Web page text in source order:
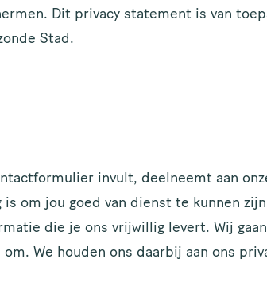
Dit privacy statement is van
Stad.
invult, deelneemt aan
om jou goed van dienst te kunnen
die je ons vrijwillig levert. Wij
We houden ons daarbij aan ons